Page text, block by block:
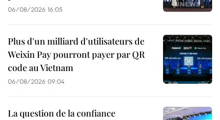
06/08/2026 16:05
Plus d'un milliard d'utilisateurs de
Weixin Pay pourront payer par QR
code au Vietnam
06/08/2026 09:04
La question de la confiance